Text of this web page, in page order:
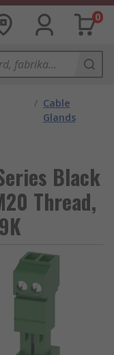
0
/ Cable
Glands
Black
Thread,